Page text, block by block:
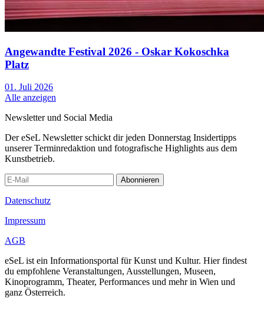
Angewandte Festival 2026 - Oskar Kokoschka
Platz
01. Juli 2026
Alle anzeigen
Newsletter und Social Media
Der eSeL Newsletter schickt dir jeden Donnerstag Insidertipps
unserer Terminredaktion und fotografische Highlights aus dem
Kunstbetrieb.
Abonnieren
Datenschutz
Impressum
AGB
eSeL ist ein Informationsportal für Kunst und Kultur. Hier findest
du empfohlene Veranstaltungen, Ausstellungen, Museen,
Kinoprogramm, Theater, Performances und mehr in Wien und
ganz Österreich.